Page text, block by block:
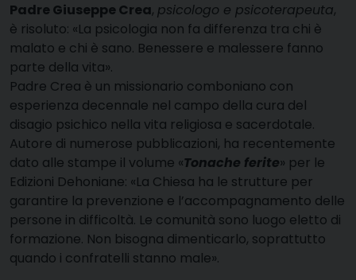
Padre Giuseppe Crea, psicologo e psicoterapeuta,
è risoluto: «La psicologia non fa differenza tra chi è
malato e chi è sano. Benessere e malessere fanno
parte della vita».
Padre Crea è un missionario comboniano con
esperienza decennale nel campo della cura del
disagio psichico nella vita religiosa e sacerdotale.
Autore di numerose pubblicazioni, ha recentemente
dato alle stampe il volume «Tonache ferite» per le
Edizioni Dehoniane: «La Chiesa ha le strutture per
garantire la prevenzione e l’accompagnamento delle
persone in difficoltà. Le comunità sono luogo eletto di
formazione. Non bisogna dimenticarlo, soprattutto
quando i confratelli stanno male».